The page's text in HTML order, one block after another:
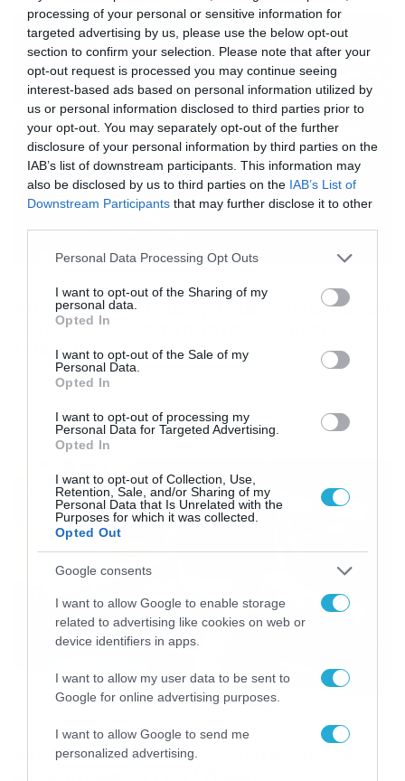
processing of your personal or sensitive information for
targeted advertising by us, please use the below opt-out
section to confirm your selection. Please note that after your
opt-out request is processed you may continue seeing
interest-based ads based on personal information utilized by
us or personal information disclosed to third parties prior to
your opt-out. You may separately opt-out of the further
disclosure of your personal information by third parties on the
IAB’s list of downstream participants. This information may
also be disclosed by us to third parties on the IAB’s List of
Downstream Participants that may further disclose it to other
Please note that this website/app uses one or more Google
not limited to your visit or usage behaviour. You may click to
grant or deny consent to Google and its third-party tags to
use your data for below specified purposes in below Google
consent section.
Personal Data Processing Opt Outs
I want to opt-out of the Sharing of my
personal data.
Opted In
I want to opt-out of the Sale of my
Personal Data.
Opted In
I want to opt-out of processing my
Personal Data for Targeted Advertising.
Opted In
I want to opt-out of Collection, Use,
Retention, Sale, and/or Sharing of my
Personal Data that Is Unrelated with the
Purposes for which it was collected.
Opted Out
Google consents
I want to allow Google to enable storage
related to advertising like cookies on web or
device identifiers in apps.
I want to allow my user data to be sent to
Google for online advertising purposes.
I want to allow Google to send me
personalized advertising.
Την απάντηση θα σας τη δώσει το βίντεο… Ακολουθήστε
το Dokari και στο κανάλι μας στο YouTube. Διαβάστε
όλες τις ειδήσεις.
Απίστευτη Ελληνίδα γιαγιά: Η χειρόγραφη
«βεβαίωση» για τα πασχαλινά αυγά
(video)
Γλυκύτατη η 76χρονη Μία ηλικιωμένη στον Πειραιά
ήθελε να βγει έξω από το σπίτι της, όμως δεν γνώριζε
πως να στείλει μήνυμα. Η γιαγιά Αργυρώ, έγραψε ένα
σημείωμα στην περίπτωση που την σταματήσουν για
έλεγχο οι αστυνομικοί και έτσι μετά από 1,5 καραντίνας
16/04/2020 11:42
Ξεκαρδιστικό: Πώς βιώνει η Ελληνίδα